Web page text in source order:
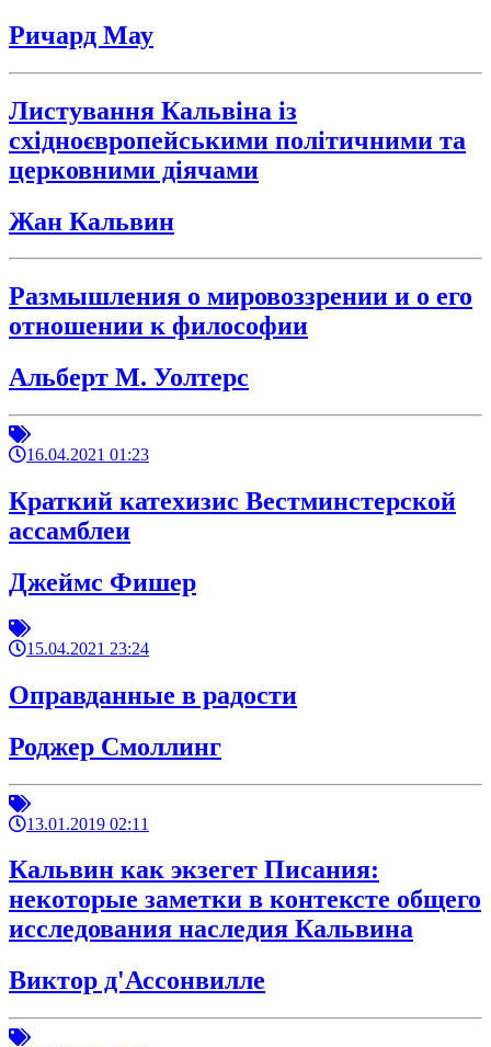
Ричард Мау
Листування Кальвіна із
східноєвропейськими політичними та
церковними діячами
Жан Кальвин
Размышления о мировоззрении и о его
отношении к философии
Альберт М. Уолтерс
16.04.2021 01:23
Краткий катехизис Вестминстерской
ассамблеи
Джеймс Фишер
15.04.2021 23:24
Оправданные в радости
Роджер Смоллинг
13.01.2019 02:11
Кальвин как экзегет Писания:
некоторые заметки в контексте общего
исследования наследия Кальвина
Виктор д'Ассонвилле